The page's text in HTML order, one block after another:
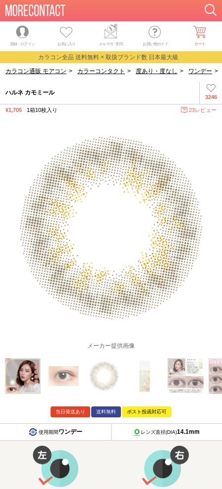
登録・ログイン お気に入り メルマガ・割引 お買い物ガイド カート
カラコン全品 送料無料 × 取扱ブランド数 日本最大級
カラコン通販 モアコン > カラーコンタクト > 度あり・度なし > ワンデー >
3246
ハルネ カモミール
¥1,705 1箱10枚入り 23レビュー
メーカー提供画像
当日発送あり 送料無料 ポスト投函対応可
使用期間ワンデー レンズ直径(DIA)14.1mm